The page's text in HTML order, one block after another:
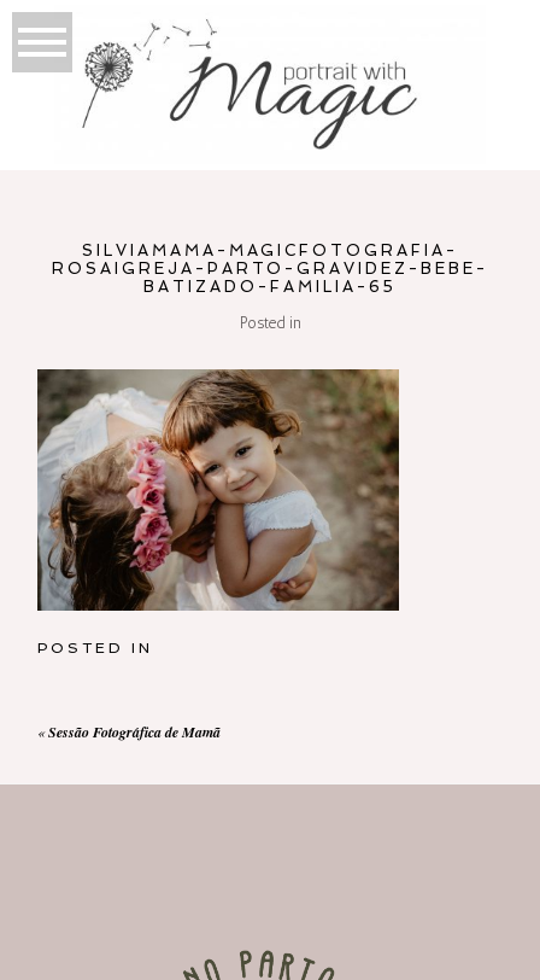
SILVIAMAMA-MAGICFOTOGRAFIA-
ROSAIGREJA-PARTO-GRAVIDEZ-BEBE-
BATIZADO-FAMILIA-65
Posted in
POSTED IN
«Sessão Fotográfica de Mamã